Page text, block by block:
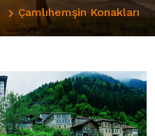
Çamlıhemşin Konakları